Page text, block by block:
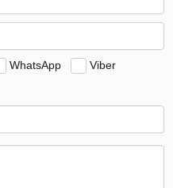
WhatsApp
Viber